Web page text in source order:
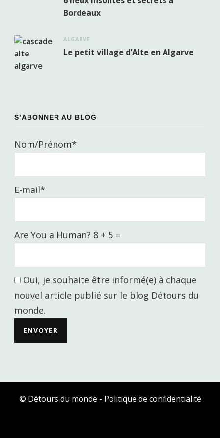
Bordeaux
ALGARVE
Le petit village d’Alte en Algarve
S’ABONNER AU BLOG
Nom/Prénom*
E-mail*
Are You a Human? 8 + 5 =
Oui, je souhaite être informé(e) à chaque
nouvel article publié sur le blog Détours du
monde.
© Détours du monde - Politique de confidentialité